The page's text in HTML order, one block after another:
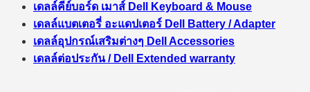
เดลล์คีย์บอร์ด เมาส์ Dell Keyboard & Mouse
เดลล์แบตเตอรี่ อะแดปเตอร์ Dell Battery / Adapter
เดลล์อุปกรณ์เสริมต่างๆ Dell Accessories
เดลล์ต่อประกัน / Dell Extended warranty